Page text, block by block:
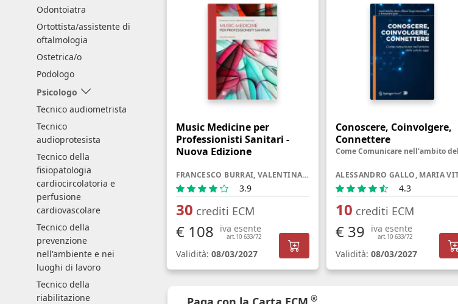
Odontoiatra
Ortottista/assistente di
oftalmologia
Ostetrica/o
Podologo
Psicologo
Tecnico audiometrista
Tecnico
audioprotesista
Tecnico della
fisiopatologia
cardiocircolatoria e
perfusione
cardiovascolare
Tecnico della
prevenzione
nell'ambiente e nei
luoghi di lavoro
Tecnico della
riabilitazione
Music Medicine per
Professionisti Sanitari -
Nuova Edizione
FRANCESCO BURRAI, VALENTINA MICHELUZZI
3.9
30 crediti ECM
€ 108 iva esente
art.10 633/72
Validità: 08/03/2027
Conoscere, Coinvolgere,
Connettere
4.3
10 crediti ECM
€ 39 iva esente
art.10 633/72
Validità: 08/03/2027
®